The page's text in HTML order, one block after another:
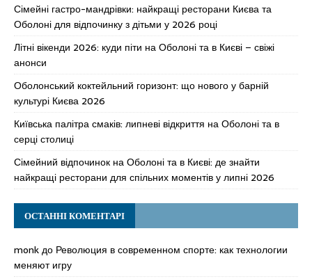
Сімейні гастро-мандрівки: найкращі ресторани Києва та
Оболоні для відпочинку з дітьми у 2026 році
Літні вікенди 2026: куди піти на Оболоні та в Києві – свіжі
анонси
Оболонський коктейльний горизонт: що нового у барній
культурі Києва 2026
Київська палітра смаків: липневі відкриття на Оболоні та в
серці столиці
Сімейний відпочинок на Оболоні та в Києві: де знайти
найкращі ресторани для спільних моментів у липні 2026
ОСТАННІ КОМЕНТАРІ
monkдо Революция в современном спорте: как технологии
меняют игру